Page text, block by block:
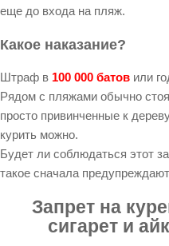
еще до входа на пляж.
Какое наказание?
Штраф в 100 000 батов или
Рядом с пляжами обычно
просто привинченные к
курить можно.
Будет ли соблюдаться этот
такое сначала
Запрет на
сигарет и